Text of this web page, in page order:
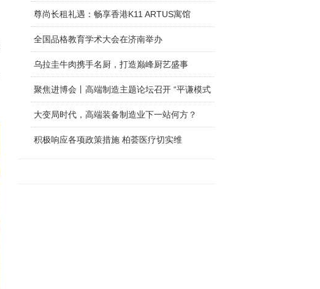
尊尚长租礼遇：畅享香港K11 ARTUS寓馆
全国品格教育学术大会在济南举办
乌拉圭牛肉携手名厨，打造巅峰厨艺盛事
聚焦进博会丨高端制造主题论坛召开 “平谦模式
大变局时代，高端装备制造业下一站何方？
​积极响应各项政策措施 柏荟医疗切实维